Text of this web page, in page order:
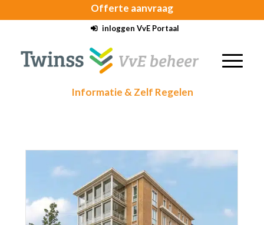
Offerte aanvraag
inloggen VvE Portaal
Informatie & Zelf Regelen